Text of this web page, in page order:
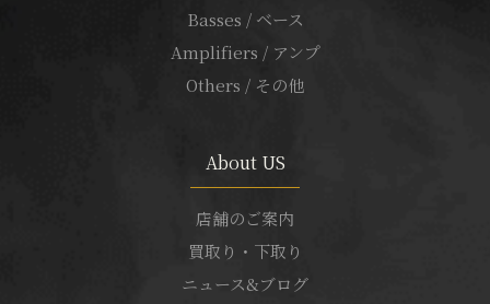
Basses / ベース
Amplifiers / アンプ
Others / その他
About US
店舗のご案内
買取り・下取り
ニュース&ブログ